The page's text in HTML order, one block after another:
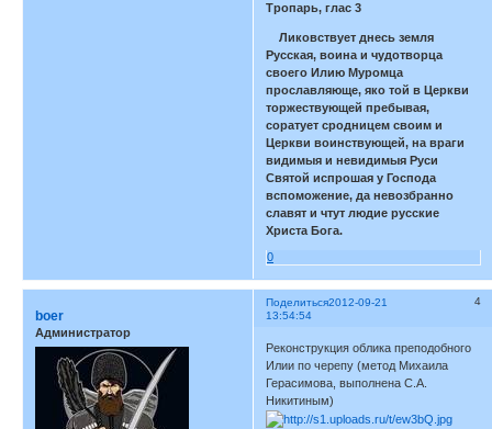
Тропарь, глас 3
Ликовствует днесь земля
Русская, воина и чудотворца
своего Илию Муромца
прославляюще, яко той в Церкви
торжествующей пребывая,
соратует сродницем своим и
Церкви воинствующей, на враги
видимыя и невидимыя Руси
Святой испрошая у Господа
вспоможение, да невозбранно
славят и чтут людие русские
Христа Бога.
0
Поделиться 4
2012-09-21
13:54:54
boer
Администратор
Реконструкция облика преподобного
Илии по черепу (метод Михаила
Герасимова, выполнена С.А.
Никитиным)